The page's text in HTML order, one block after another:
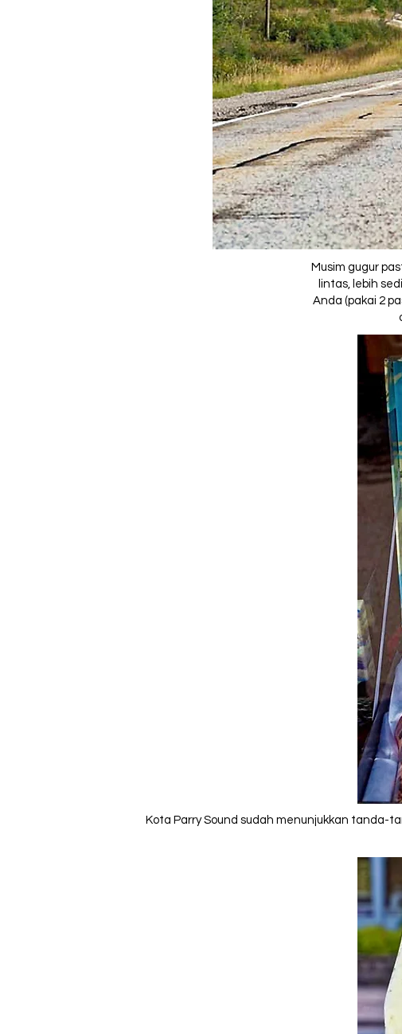
Musim gugur
lintas, lebih
Anda (pakai 2
Kota Parry Sound sudah menunjukkan tanda-